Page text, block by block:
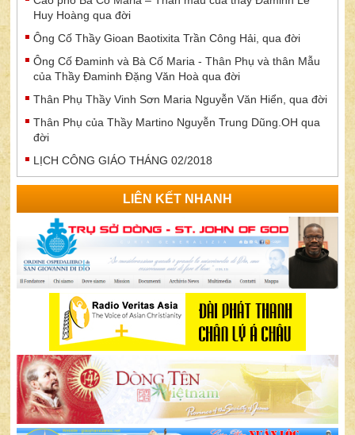
Huy Hoàng qua đời
Ông Cố Thầy Gioan Baotixita Trần Công Hải, qua đời
Ông Cố Đaminh và Bà Cố Maria - Thân Phụ và thân Mẫu
của Thầy Đaminh Đặng Văn Hoà qua đời
Thân Phụ Thầy Vinh Sơn Maria Nguyễn Văn Hiển, qua đời
Thân Phụ của Thầy Martino Nguyễn Trung Dũng.OH qua
đời
LỊCH CÔNG GIÁO THÁNG 02/2018
LIÊN KẾT NHANH